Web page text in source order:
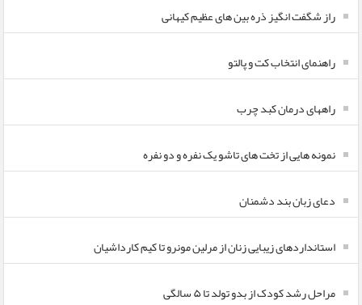
راز شگفت انگیز ذره بین های عظیم کیهانی
راهنمای انتخاب کت و پالتو
راههای درمان کبد چرب
نمونه هایی از تخت های تاشو یک نفره و دو نفره
دعای زبان بند دشمنان
استانداردهای زیبایی زنان از مرلین مونرو تا کیم کارداشیان
مراحل رشد کودک از بدو تولد تا ۵ سالگی